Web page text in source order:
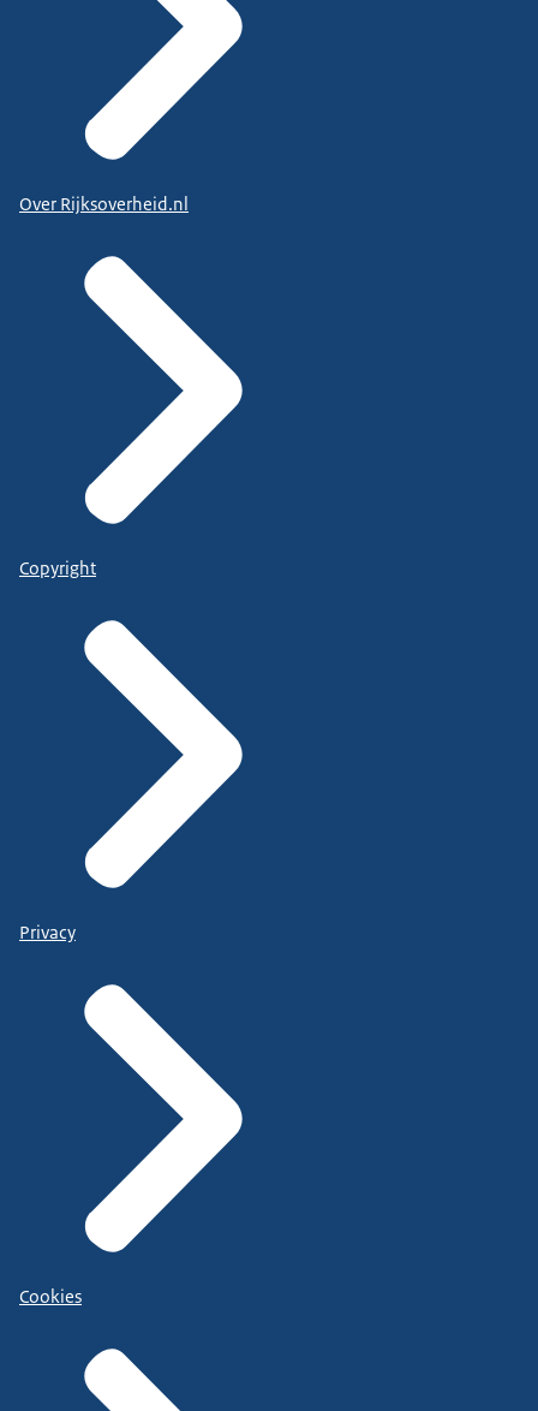
Over Rijksoverheid.nl
Copyright
Privacy
Cookies